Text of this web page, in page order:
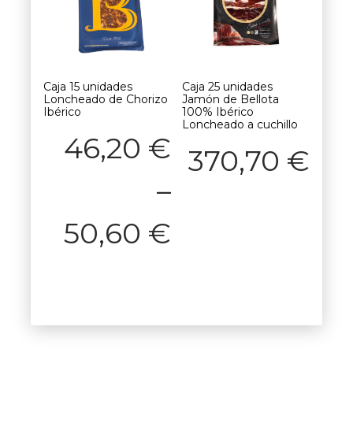
Caja 15 unidades
Loncheado de Chorizo
Ibérico
46,20 €
–
50,60 €
Caja 25 unidades
Jamón de Bellota
100% Ibérico
Loncheado a cuchillo
370,70 €